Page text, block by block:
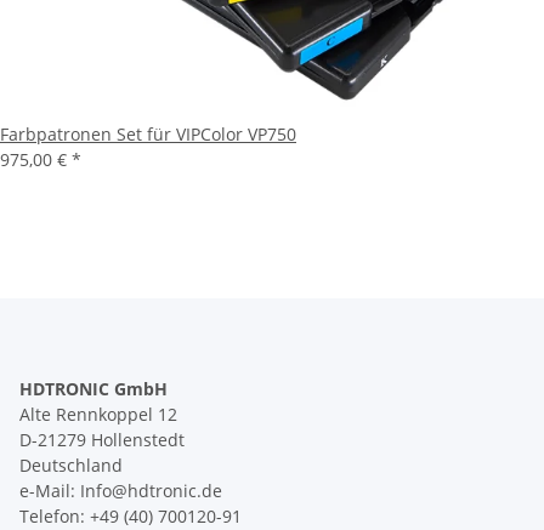
Farbpatronen Set für VIPColor VP750
975,00 € *
HDTRONIC GmbH
Alte Rennkoppel 12
D-21279 Hollenstedt
Deutschland
e-Mail: Info@hdtronic.de
Telefon: +49 (40) 700120-91